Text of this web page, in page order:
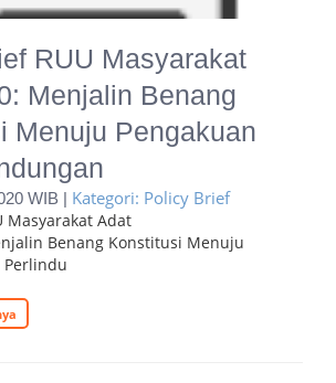
RUU Masyarakat
Menjalin Benang
Menuju Pengakuan
WIB | Kategori: Policy Brief
Masyarakat Adat
Benang Konstitusi Menuju
Perlindu